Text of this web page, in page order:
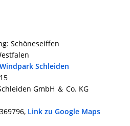
Schöneseiffen
Schleiden
GmbH ＆ Co. KG
Link zu Google Maps